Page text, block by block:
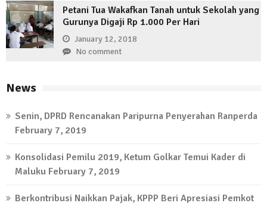
Petani Tua Wakafkan Tanah untuk Sekolah yang
Gurunya Digaji Rp 1.000 Per Hari
January 12, 2018
No comment
News
Senin, DPRD Rencanakan Paripurna Penyerahan Ranperda
February 7, 2019
Konsolidasi Pemilu 2019, Ketum Golkar Temui Kader di
Maluku February 7, 2019
Berkontribusi Naikkan Pajak, KPPP Beri Apresiasi Pemkot